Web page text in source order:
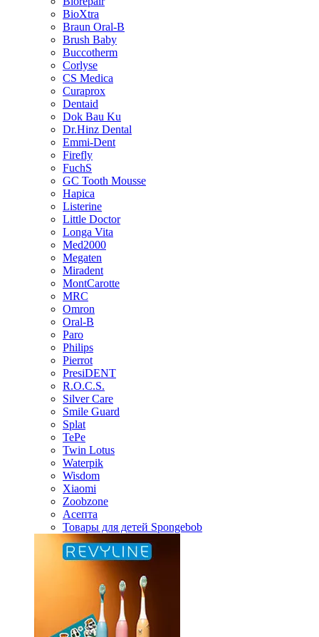
BioXtra
Braun Oral-B
Brush Baby
Buccotherm
Corlyse
CS Medica
Curaprox
Dentaid
Dok Bau Ku
Dr.Hinz Dental
Emmi-Dent
Firefly
FuchS
GC Tooth Mousse
Hapica
Listerine
Little Doctor
Longa Vita
Med2000
Megaten
Miradent
MontCarotte
MRC
Omron
Oral-B
Paro
Philips
Pierrot
PresiDENT
R.O.C.S.
Silver Care
Smile Guard
Splat
TePe
Twin Lotus
Waterpik
Wisdom
Xiaomi
Zoobzone
Асепта
Товары для детей Spongebob